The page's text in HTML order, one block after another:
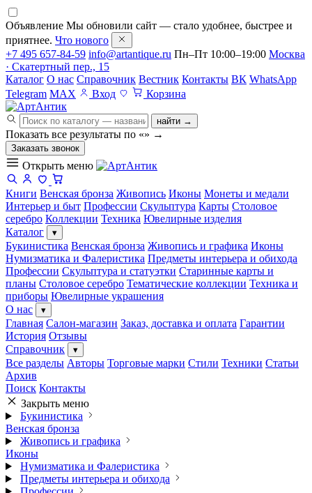
Объявление Мы обновили сайт — стало удобнее, быстрее и
приятнее. Что нового
+7 495 657-84-59 info@artantique.ru Пн–Пт 10:00–19:00 Москва
· Скатертный пер., 15
Каталог О нас Справочник Вестник Контакты ВК WhatsApp
Telegram MAX Вход Корзина
найти →
Показать все результаты по «» →
Заказать звонок
Открыть меню
Книги Венская бронза Живопись Иконы Монеты и медали
Интерьер и быт Профессии Скульптура Карты Столовое
серебро Коллекции Техника Ювелирные изделия
Каталог
▾
Букинистика Венская бронза Живопись и графика Иконы
Нумизматика и Фалеристика Предметы интерьера и обихода
Профессии Скульптура и статуэтки Старинные карты и
планы Столовое серебро Тематические коллекции Техника и
приборы Ювелирные украшения
О нас
▾
Главная Салон-магазин Заказ, доставка и оплата Гарантии
История Отзывы
Справочник
▾
Все разделы Авторы Торговые марки Стили Техники Статьи
Архив
Поиск Контакты
Закрыть меню
Букинистика
Венская бронза
Живопись и графика
Иконы
Нумизматика и Фалеристика
Предметы интерьера и обихода